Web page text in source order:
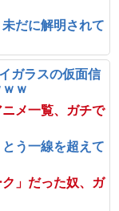
だに解明されて
ガラスの仮面信
ｗ
ニメ一覧、ガチで
う一線を超えて
ク」だった奴、ガ